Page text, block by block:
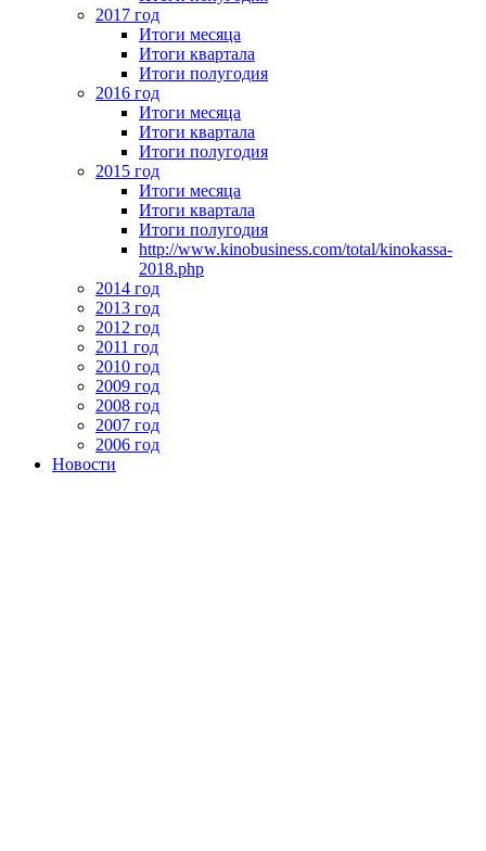
2017 год
Итоги месяца
Итоги квартала
Итоги полугодия
2016 год
Итоги месяца
Итоги квартала
Итоги полугодия
2015 год
Итоги месяца
Итоги квартала
Итоги полугодия
http://www.kinobusiness.com/total/kinokassa-
2018.php
2014 год
2013 год
2012 год
2011 год
2010 год
2009 год
2008 год
2007 год
2006 год
Новости